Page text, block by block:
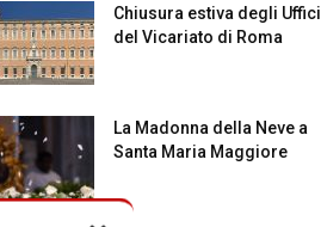
Chiusura estiva degli Uffici
del Vicariato di Roma
La Madonna della Neve a
Santa Maria Maggiore